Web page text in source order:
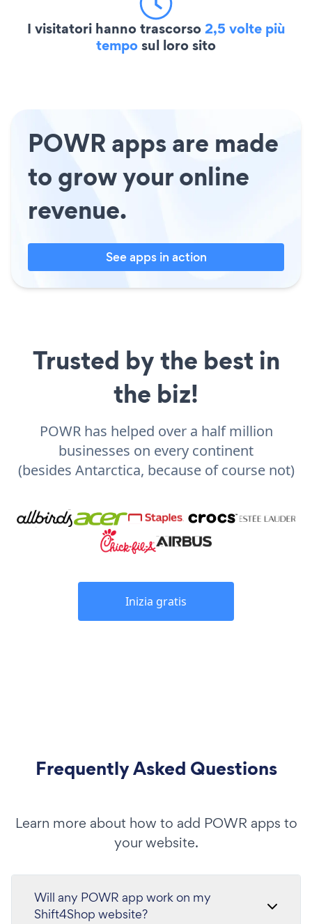
I visitatori hanno trascorso2,5 volte più
temposul loro sito
POWR apps are made
to grow your online
revenue.
See apps in action
Trusted by the best in
the biz!
POWR has helped over a half million
businesses on every continent
(besides Antarctica, because of course not)
Inizia gratis
Frequently Asked Questions
Learn more about how to add POWR apps to
your website.
Will any POWR app work on my
Shift4Shop website?